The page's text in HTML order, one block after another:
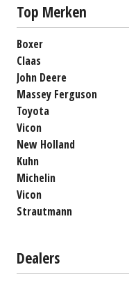
Top Merken
Boxer
Claas
John Deere
Massey Ferguson
Toyota
Vicon
New Holland
Kuhn
Michelin
Vicon
Strautmann
Dealers